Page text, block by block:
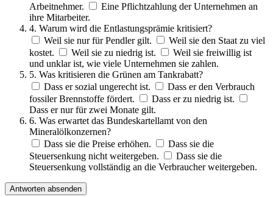
Arbeitnehmer.
Eine Pflichtzahlung der Unternehmen an
ihre Mitarbeiter.
4. Warum wird die Entlastungsprämie kritisiert?
Weil sie nur für Pendler gilt.
Weil sie den Staat zu viel
kostet.
Weil sie zu niedrig ist.
Weil sie freiwillig ist
und unklar ist, wie viele Unternehmen sie zahlen.
5. Was kritisieren die Grünen am Tankrabatt?
Dass er sozial ungerecht ist.
Dass er den Verbrauch
fossiler Brennstoffe fördert.
Dass er zu niedrig ist.
Dass er nur für zwei Monate gilt.
6. Was erwartet das Bundeskartellamt von den
Mineralölkonzernen?
Dass sie die Preise erhöhen.
Dass sie die
Steuersenkung nicht weitergeben.
Dass sie die
Steuersenkung vollständig an die Verbraucher weitergeben.
Antworten absenden